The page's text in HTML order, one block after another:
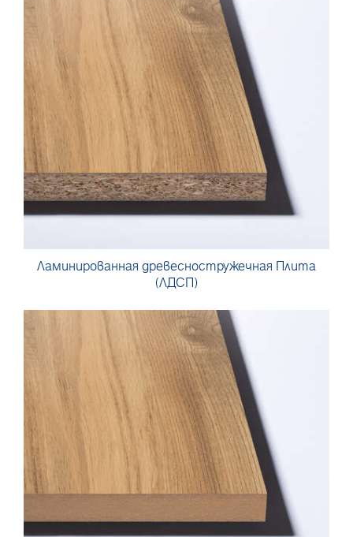
Ламинированная древесностружечная Плита
(ЛДСП)